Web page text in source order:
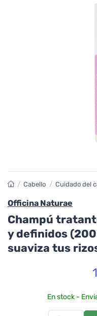
/ Cabello / Cuidado del
Officina Naturae
Champú
y definidos
suaviza tus
En stock -